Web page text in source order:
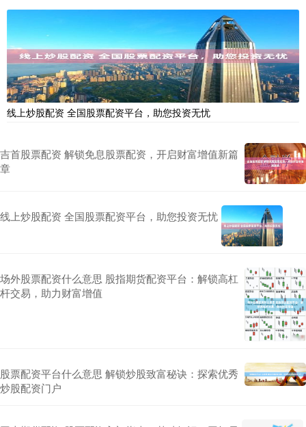
线上炒股配资 全国股票配资平台，助您投资无忧
吉首股票配资 解锁免息股票配资，开启财富增值新篇
章
线上炒股配资 全国股票配资平台，助您投资无忧
场外股票配资什么意思 股指期货配资平台：解锁高杠
杆交易，助力财富增值
股票配资平台什么意思 解锁炒股致富秘诀：探索优秀
炒股配资门户